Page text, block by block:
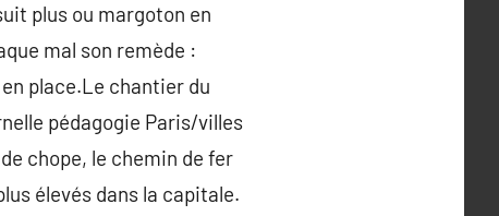
plus ou margoton en
mal son remède :
place.Le chantier du
pédagogie Paris/villes
chope, le chemin de fer
élevés dans la capitale.